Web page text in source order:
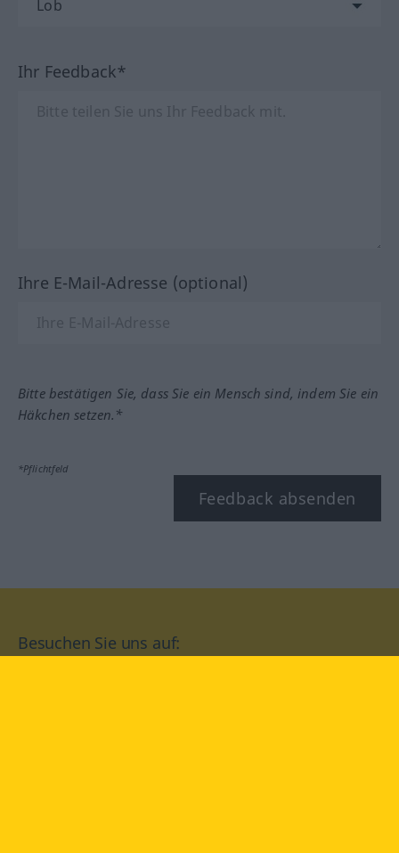
Ihr Feedback*
Ihre E-Mail-Adresse (optional)
Bitte bestätigen Sie, dass Sie ein Mensch sind, indem Sie ein
Häkchen setzen.*
*Pflichtfeld
Feedback absenden
Besuchen Sie uns auf: